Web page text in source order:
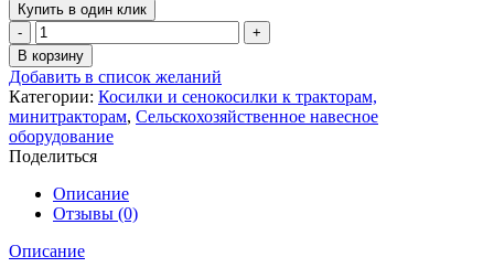
Купить в один клик
Количество
товара
Косилка-
мульчер
Rossel
EF155
В корзину
Добавить в список желаний
Категории: Косилки и сенокосилки к тракторам,
минитракторам, Сельскохозяйственное навесное
оборудование
Поделиться
Описание
Отзывы (0)
Описание